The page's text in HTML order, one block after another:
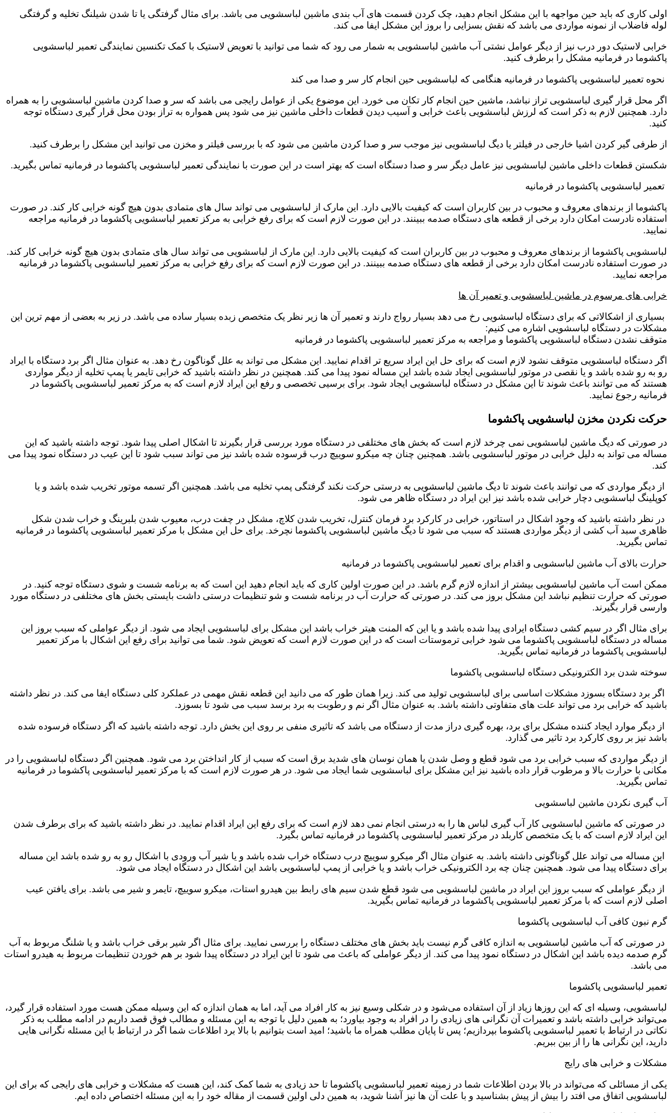
اولی کاری که باید حین مواجهه با این مشکل انجام دهید، چک کردن قسمت های آب بندی ماشین لباسشویی می باشد. برای مثال گرفتگی یا تا شدن شیلنگ تخلیه و گرفتگی
لوله فاضلاب از نمونه مواردی می باشد که نقش بسزایی را بروز این مشکل ایفا می کند‌‌.
خرابی لاستیک دور درب نیز از دیگر عوامل نشتی آب ماشین لباسشویی به شمار می رود که شما می توانید با تعویض لاستیک با کمک تکنسین نمایندگی تعمیر لباسشویی
پاکشوما در فرمانیه مشکل را برطرف کنید.
نحوه تعمیر لباسشویی پاکشوما در فرمانیه هنگامی که لباسشویی حین انجام کار سر و صدا می کند
اگر محل قرار گیری لباسشویی تراز نباشد، ماشین حین انجام کار تکان می خورد‌. این موضوع یکی از عوامل رایجی می باشد که سر و صدا کردن ماشین لباسشویی را به همراه
دارد. همچنین لازم به ذکر است که لرزش لباسشویی باعث خرابی و آسیب دیدن قطعات داخلی ماشین نیز می شود پس همواره به تراز بودن محل قرار گیری دستگاه توجه
کنید.
از طرفی گیر کردن اشیا خارجی در فیلتر یا دیگ لباسشویی نیز موجب سر و صدا کردن ماشین می شود که با بررسی فیلتر و مخزن می توانید این مشکل را برطرف کنید.
شکستن قطعات داخلی ماشین لباسشویی نیز عامل دیگر سر و صدا دستگاه است که بهتر است در این صورت با نمایندگی تعمیر لباسشویی پاکشوما در فرمانیه تماس بگیرید.
تعمیر لباسشویی پاکشوما در فرمانیه
پاکشوما از برندهای معروف و محبوب در بین کاربران است که کیفیت بالایی دارد. این مارک از لباسشویی می تواند سال های متمادی بدون هیچ گونه خرابی کار کند. در صورت
استفاده نادرست امکان دارد برخی از قطعه های دستگاه صدمه ببینند. در این صورت لازم است که برای رفع خرابی به مرکز تعمیر لباسشویی پاکشوما در فرمانیه مراجعه
نمایید.
لباسشویی پاکشوما از برندهای معروف و محبوب در بین کاربران است که کیفیت بالایی دارد. این مارک از لباسشویی می تواند سال های متمادی بدون هیچ گونه خرابی کار کند.
در صورت استفاده نادرست امکان دارد برخی از قطعه های دستگاه صدمه ببینند. در این صورت لازم است که برای رفع خرابی به مرکز تعمیر لباسشویی پاکشوما در فرمانیه
مراجعه نمایید.
خرابی های مرسوم در ماشین لباسشویی و تعمیر آن ها
بسیاری از اشکالاتی که برای دستگاه لباسشویی رخ می دهد بسیار رواج دارند و تعمیر آن ها زیر نظر یک متخصص زبده بسیار ساده می باشد. در زیر به بعضی از مهم ترین این
مشکلات در دستگاه لباسشویی اشاره می کنیم:
متوقف نشدن دستگاه لباسشویی پاکشوما و مراجعه به مرکز تعمیر لباسشویی پاکشوما در فرمانیه
اگر دستگاه لباسشویی متوقف نشود لازم است که برای حل این ایراد سریع تر اقدام نمایید. این مشکل می تواند به علل گوناگون رخ دهد. به عنوان مثال اگر برد دستگاه با ایراد
رو به رو شده باشد و یا نقصی در موتور لباسشویی ایجاد شده باشد این مساله نمود پیدا می کند. همچنین در نظر داشته باشید که خرابی تایمر یا پمپ تخلیه از دیگر مواردی
هستند که می توانند باعث شوند تا این مشکل در دستگاه لباسشویی ایجاد شود. برای برسیی تخصصی و رفع این ایراد لازم است که به مرکز تعمیر لباسشویی پاکشوما در
فرمانیه رجوع نمایید.
حرکت نکردن مخزن لباسشویی پاکشوما
در صورتی که دیگ ماشین لباسشویی نمی چرخد لازم است که بخش های مختلفی در دستگاه مورد بررسی قرار بگیرند تا اشکال اصلی پیدا شود. توجه داشته باشید که این
مساله می تواند به دلیل خرابی در موتور لباسشویی باشد. همچنین چنان چه میکرو سوییچ درب قرسوده شده باشد نیز می تواند سبب شود تا این عیب در دستگاه نمود پیدا می
کند.
از دیگر مواردی که می توانند باعث شوند تا دیگ ماشین لباسشویی به درستی حرکت نکند گرفتگی پمپ تخلیه می باشد. همچنین اگر تسمه موتور تخریب شده باشد و یا
کوپلینگ لباسشویی دچار خرابی شده باشد نیز این ایراد در دستگاه ظاهر می شود.
در نظر داشته باشید که وجود اشکال در استاتور، خرابی در کارکرد برد فرمان کنترل، تخریب شدن کلاچ، مشکل در چفت درب، معیوب شدن بلبرینگ و خراب شدن شکل
ظاهری سبد آب کشی از دیگر مواردی هستند که سبب می شود تا دیگ ماشین لباسشویی پاکشوما نچرخد. برای حل این مشکل با مرکز تعمیر لباسشویی پاکشوما در فرمانیه
تماس بگیرید.
حرارت بالای آب ماشین لباسشویی و اقدام برای تعمیر لباسشویی پاکشوما در فرمانیه
ممکن است آب ماشین لباسشویی بیشتر از اندازه لازم گرم باشد. در این صورت اولین کاری که باید انجام دهید این است که به برنامه شست و شوی دستگاه توجه کنید. در
صورتی که حرارت تنظیم نباشد این مشکل بروز می کند. در صورتی که حرارت آب در برنامه شست و شو تنظیمات درستی داشت بایستی بخش های مختلفی در دستگاه مورد
وارسی قرار بگیرند.
برای مثال اگر در سیم کشی دستگاه ایرادی پیدا شده باشد و یا این که المنت هیتر خراب باشد این مشکل برای لباسشویی ایجاد می شود. از دیگر عواملی که سبب بروز این
مساله در دستگاه لباسشویی پاکشوما می شود خرابی ترموستات است که در این صورت لازم است که تعویض شود. شما می توانید برای رفع این اشکال با مرکز تعمیر
لباسشویی پاکشوما در فرمانیه تماس بگیرید.
سوخته شدن برد الکترونیکی دستگاه لباسشویی پاکشوما
اگر برد دستگاه بسوزد مشکلات اساسی برای لباسشویی تولید می کند. زیرا همان طور که می دانید این قطعه نقش مهمی در عملکرد کلی دستگاه ایفا می کند. در نظر داشته
باشید که خرابی برد می تواند علت های متفاوتی داشته باشد. به عنوان مثال اگر نم و رطوبت به برد برسد سبب می شود تا بسوزد.
از دیگر موارد ایجاد کننده مشکل برای برد، بهره گیری دراز مدت از دستگاه می باشد که تاثیری منفی بر روی این بخش دارد. توجه داشته باشید که اگر دستگاه فرسوده شده
باشد نیز بر روی کارکرد برد تاثیر می گذارد.
از دیگر مواردی که سبب خرابی برد می شود قطع و وصل شدن یا همان نوسان های شدید برق است که سبب از کار انداختن برد می شود. همچنین اگر دستگاه لباسشویی را در
مکانی با حرارت بالا و مرطوب قرار داده باشید نیز این مشکل برای لباسشویی شما ایجاد می شود. در هر صورت لازم است که با مرکز تعمیر لباسشویی پاکشوما در فرمانیه
تماس بگیرید.
آب گیری نکردن ماشین لباسشویی
در صورتی که ماشین لباسشویی کار آب گیری لباس ها را به درستی انجام نمی دهد لازم است که برای رفع این ایراد اقدام نمایید. در نظر داشته باشید که برای برطرف شدن
این ایراد لازم است که با یک متخصص کاربلد در مرکز تعمیر لباسشویی پاکشوما در فرمانیه تماس بگیرد.
این مساله می تواند علل گوناگونی داشته باشد. به عنوان مثال اگر میکرو سوییچ درب دستگاه خراب شده باشد و یا شیر آب ورودی با اشکال رو به رو شده باشد این مساله
برای دستگاه پیدا می شود. همچنین چنان چه برد الکترونیکی خراب باشد و یا خرابی از پمپ لباسشویی باشد این اشکال در دستگاه ایجاد می شود.
از دیگر عواملی که سبب بروز این ایراد در ماشین لباسشویی می شود قطع شدن سیم های رابط بین هیدرو استات، میکرو سوییچ، تایمر و شیر می باشد. برای یافتن عیب
اصلی لازم است که با مرکز تعمیر لباسشویی پاکشوما در فرمانیه تماس بگیرید.
گرم نبون کافی آب لباسشویی پاکشوما
در صورتی که آب ماشین لباسشویی به اندازه کافی گرم نیست باید بخش های مختلف دستگاه را بررسی نمایید. برای مثال اگر شیر برقی خراب باشد و یا شلنگ مربوط به آب
گرم صدمه دیده باشد این اشکال در دستگاه نمود پیدا می کند. از دیگر عواملی که باعث می شود تا این ایراد در دستگاه پیدا شود بر هم خوردن تنظیمات مربوط به هیدرو استات
می باشد.
تعمیر لباسشویی پاکشوما
لباسشویی، وسیله ای که این روزها زیاد از آن استفاده می‌شود و در شکلی وسیع نیز به کار افراد می آید، اما به همان اندازه که این وسیله ممکن هست مورد استفاده قرار گیرد،
می‌تواند خرابی داشته باشد و تعمیرات آن نگرانی های زیادی را در افراد به وجود بیاورد؛ به همین دلیل با توجه به این مسئله و مطالب فوق قصد داریم در ادامه مطلب به ذکر
نکاتی در ارتباط با تعمیر لباسشویی پاکشوما بپردازیم؛ پس تا پایان مطلب همراه ما باشید؛ امید است بتوانیم با بالا برد اطلاعات شما اگر در ارتباط با این مسئله نگرانی هایی
دارید، این نگرانی ها را از بین ببریم.
مشکلات و خرابی های رایج
یکی از مسائلی که می‌تواند در بالا بردن اطلاعات شما در زمینه تعمیر لباسشویی پاکشوما تا حد زیادی به شما کمک کند، این هست که مشکلات و خرابی های رایجی که برای این
لباسشویی اتفاق می افتد را بیش از پیش بشناسید و با علت آن ها نیز آشنا شوید، به همین دلی اولین قسمت از مقاله خود را به این مسئله اختصاص داده ایم.